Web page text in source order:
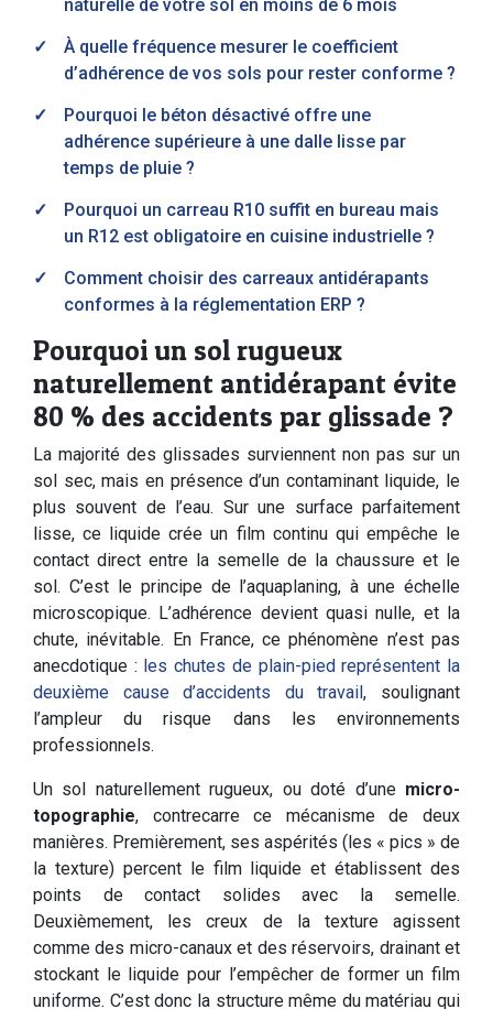
naturelle de votre sol en moins de 6 mois
À quelle fréquence mesurer le coefficient
d’adhérence de vos sols pour rester conforme ?
Pourquoi le béton désactivé offre une
adhérence supérieure à une dalle lisse par
temps de pluie ?
Pourquoi un carreau R10 suffit en bureau mais
un R12 est obligatoire en cuisine industrielle ?
Comment choisir des carreaux antidérapants
conformes à la réglementation ERP ?
Pourquoi un sol rugueux
naturellement antidérapant évite
80 % des accidents par glissade ?
La majorité des glissades surviennent non pas sur un
sol sec, mais en présence d’un contaminant liquide, le
plus souvent de l’eau. Sur une surface parfaitement
lisse, ce liquide crée un film continu qui empêche le
contact direct entre la semelle de la chaussure et le
sol. C’est le principe de l’aquaplaning, à une échelle
microscopique. L’adhérence devient quasi nulle, et la
chute, inévitable. En France, ce phénomène n’est pas
anecdotique : les chutes de plain-pied représentent la
deuxième cause d’accidents du travail, soulignant
l’ampleur du risque dans les environnements
professionnels.
Un sol naturellement rugueux, ou doté d’une micro-
topographie, contrecarre ce mécanisme de deux
manières. Premièrement, ses aspérités (les « pics » de
la texture) percent le film liquide et établissent des
points de contact solides avec la semelle.
Deuxièmement, les creux de la texture agissent
comme des micro-canaux et des réservoirs, drainant et
stockant le liquide pour l’empêcher de former un film
uniforme. C’est donc la structure même du matériau qui